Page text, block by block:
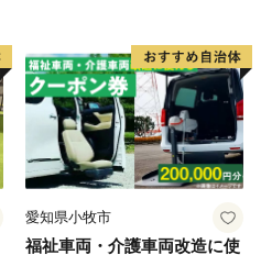
愛知県小牧市
福祉車両・介護車両改造に使